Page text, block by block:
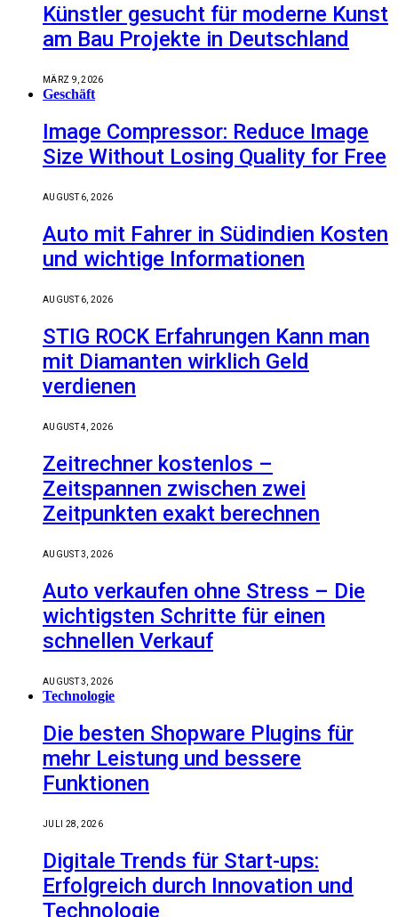
Künstler gesucht für moderne Kunst
am Bau Projekte in Deutschland
MÄRZ 9, 2026
Geschäft
Image Compressor: Reduce Image
Size Without Losing Quality for Free
AUGUST 6, 2026
Auto mit Fahrer in Südindien Kosten
und wichtige Informationen
AUGUST 6, 2026
STIG ROCK Erfahrungen Kann man
mit Diamanten wirklich Geld
verdienen
AUGUST 4, 2026
Zeitrechner kostenlos –
Zeitspannen zwischen zwei
Zeitpunkten exakt berechnen
AUGUST 3, 2026
Auto verkaufen ohne Stress – Die
wichtigsten Schritte für einen
schnellen Verkauf
AUGUST 3, 2026
Technologie
Die besten Shopware Plugins für
mehr Leistung und bessere
Funktionen
JULI 28, 2026
Digitale Trends für Start-ups:
Erfolgreich durch Innovation und
Technologie